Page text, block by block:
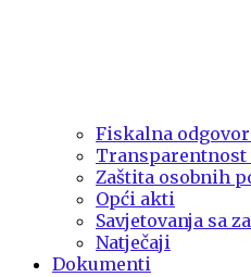
Fiskalna
Transparentnost
Zaštita osobnih
Opći akti
Savjetovanja sa
Natječaji
Dokumenti